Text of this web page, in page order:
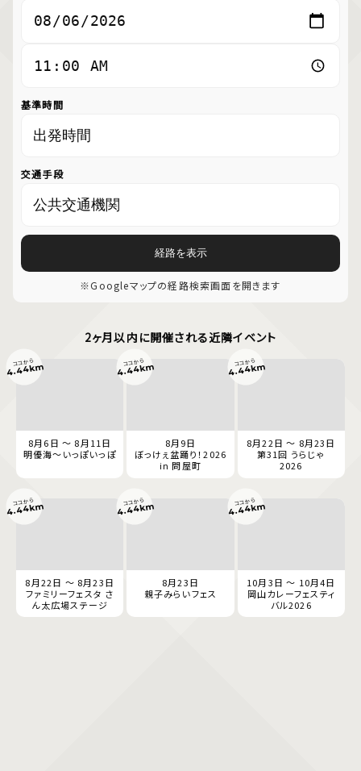
基準時間
交通手段
経路を表示
※Googleマップの経路検索画面を開きます
2ヶ月以内に開催される近隣イベント
8月6日 ～ 8月11日
明優海〜いっぽいっぽ
ココから
4.44km
8月9日
ぼっけぇ盆踊り！2026
in 問屋町
ココから
4.44km
8月22日 ～ 8月23日
第31回 うらじゃ
2026
ココから
4.44km
8月22日 ～ 8月23日
ファミリーフェスタ さ
ん太広場ステージ
ココから
4.44km
8月23日
親子みらいフェス
ココから
4.44km
10月3日 ～ 10月4日
岡山カレーフェスティ
バル2026
ココから
4.44km